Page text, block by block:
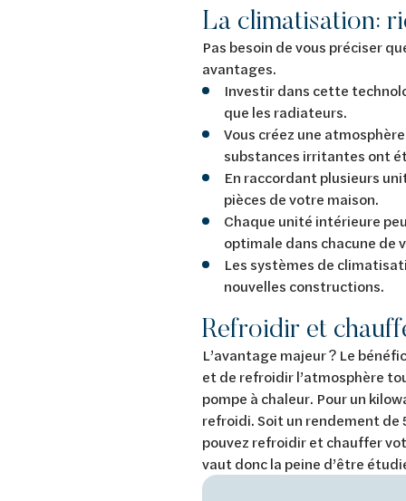
La climatisation:
Pas besoin de vous préciser
avantages.
Investir dans cette
que les radiateurs.
Vous créez une
substances irritantes ont
En raccordant plusieurs
pièces de votre maison.
Chaque unité intérieure
optimale dans chacune de
Les systèmes de
nouvelles constructions.
Refroidir et
L’avantage majeur ? Le
et de refroidir l’atmosphère
pompe à chaleur. Pour un
refroidi. Soit un rendement de
pouvez refroidir et chauffer
vaut donc la peine d’être